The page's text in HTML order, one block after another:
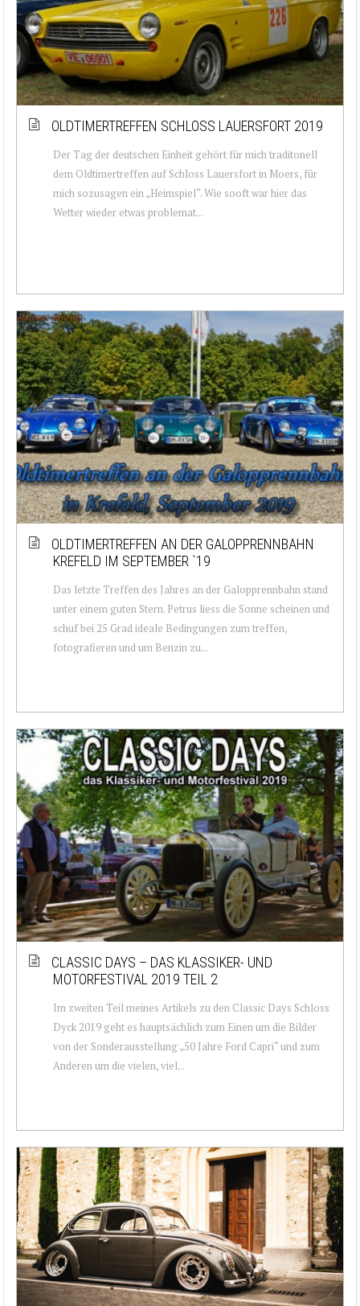
OLDTIMERTREFFEN SCHLOSS LAUERSFORT 2019
Der Tag der deutschen Einheit gehört für mich traditonell
dem Oldtimertreffen auf Schloss Lauersfort in Moers, für
mich sozusagen ein „Heimspiel“. Wie sooft war hier das
Wetter wieder etwas problemat...
OLDTIMERTREFFEN AN DER GALOPPRENNBAHN
KREFELD IM SEPTEMBER `19
Das letzte Treffen des Jahres an der Galopprennbahn stand
unter einem guten Stern. Petrus liess die Sonne scheinen und
schuf bei 25 Grad ideale Bedingungen zum treffen,
fotografieren und um Benzin zu...
CLASSIC DAYS – DAS KLASSIKER- UND
MOTORFESTIVAL 2019 TEIL 2
Im zweiten Teil meines Artikels zu den Classic Days Schloss
Dyck 2019 geht es hauptsächlich zum Einen um die Bilder
von der Sonderausstellung „50 Jahre Ford Capri“ und zum
Anderen um die vielen, viel...